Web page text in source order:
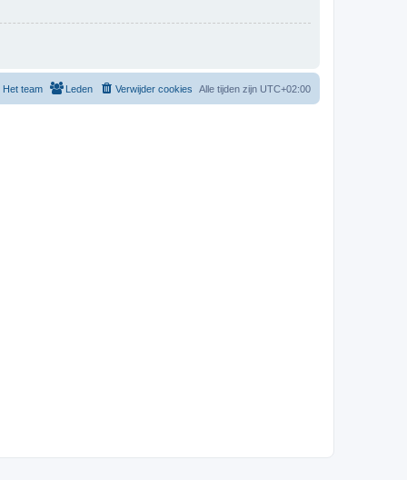
Alle tijden zijn UTC+02:00
Verwijder cookies
Leden
Het team